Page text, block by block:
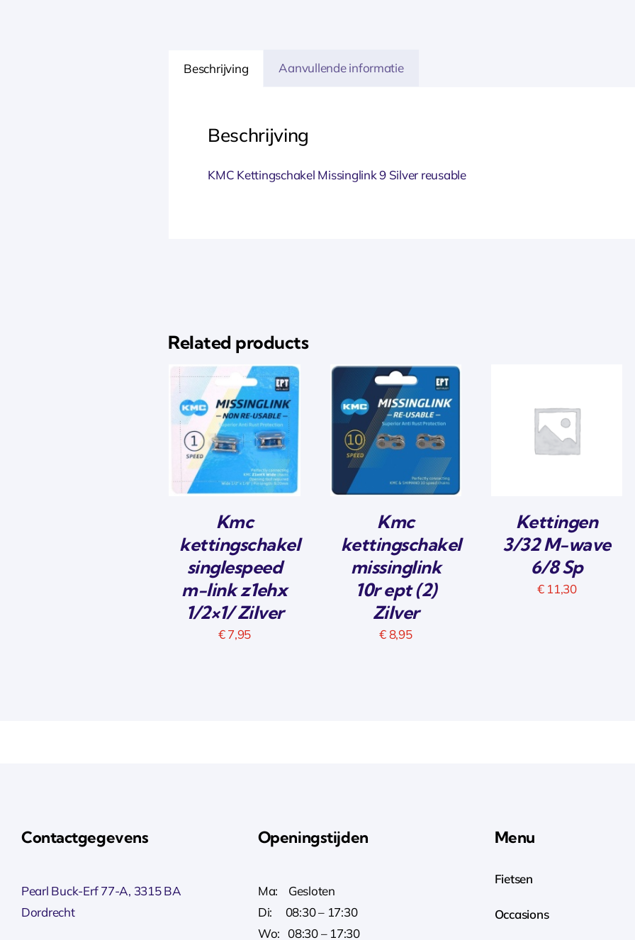
Beschrijving Aanvullende informatie
Beschrijving
KMC Kettingschakel Missinglink 9 Silver reusable
Related products
Kmc
kettingschakel
singlespeed
m-link z1ehx
1/2×1/ Zilver
€7,95
Kmc
kettingschakel
missinglink
10r ept (2)
Zilver
€8,95
Kettingen
3/32 M-wave
6/8 Sp
€11,30
Contactgegevens
Pearl Buck-Erf 77-A, 3315 BA
Dordrecht
Openingstijden
Ma: Gesloten
Di: 08:30 – 17:30
Wo: 08:30 – 17:30
Menu
Fietsen
Occasions